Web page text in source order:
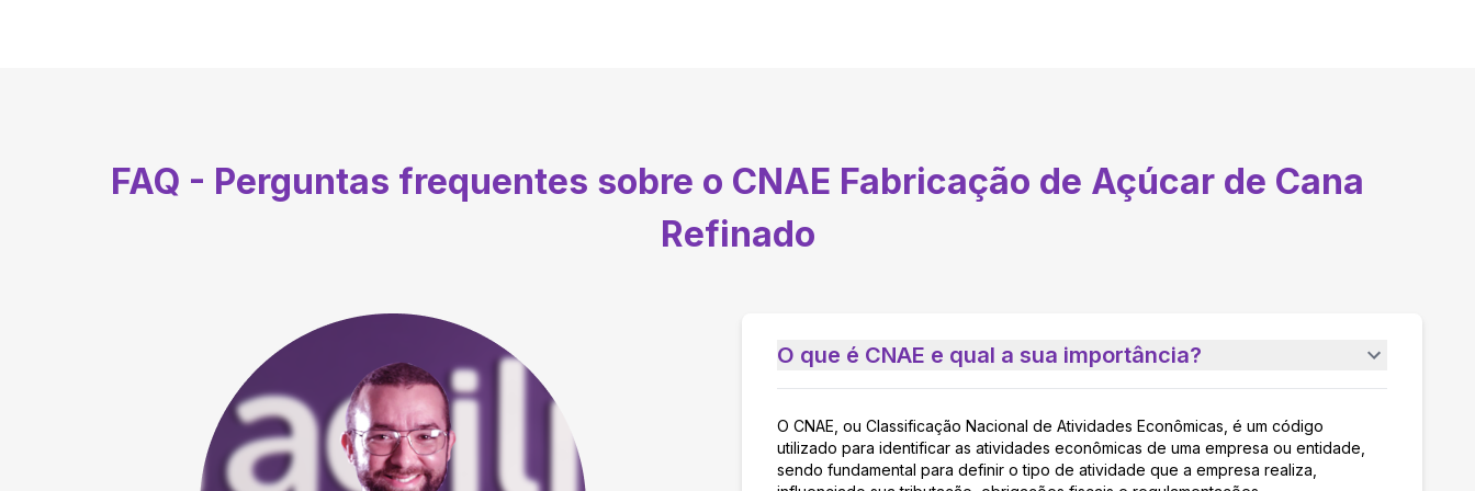
FAQ - Perguntas frequentes sobre o CNAE Fabricação de Açúcar de Cana
Refinado
O que é CNAE e qual a sua importância?
O CNAE, ou Classificação Nacional de Atividades Econômicas, é um código
utilizado para identificar as atividades econômicas de uma empresa ou entidade,
sendo fundamental para definir o tipo de atividade que a empresa realiza,